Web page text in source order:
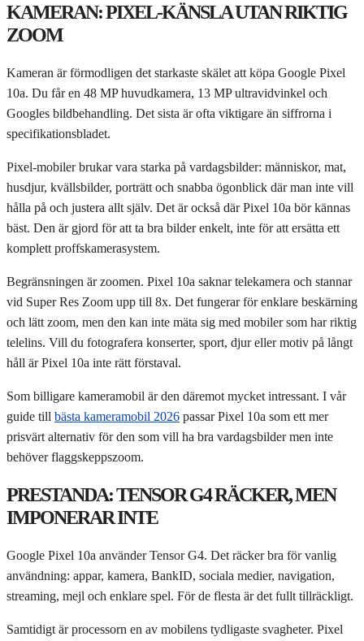
KAMERAN: PIXEL-KÄNSLA UTAN RIKTIG
ZOOM
Kameran är förmodligen det starkaste skälet att köpa Google Pixel
10a. Du får en 48 MP huvudkamera, 13 MP ultravidvinkel och
Googles bildbehandling. Det sista är ofta viktigare än siffrorna i
specifikationsbladet.
Pixel-mobiler brukar vara starka på vardagsbilder: människor, mat,
husdjur, kvällsbilder, porträtt och snabba ögonblick där man inte vill
hålla på och justera allt själv. Det är också där Pixel 10a bör kännas
bäst. Den är gjord för att ta bra bilder enkelt, inte för att ersätta ett
komplett proffskamerasystem.
Begränsningen är zoomen. Pixel 10a saknar telekamera och stannar
vid Super Res Zoom upp till 8x. Det fungerar för enklare beskärning
och lätt zoom, men den kan inte mäta sig med mobiler som har riktig
telelins. Vill du fotografera konserter, sport, djur eller motiv på långt
håll är Pixel 10a inte rätt förstaval.
Som billigare kameramobil är den däremot mycket intressant. I vår
guide till bästa kameramobil 2026 passar Pixel 10a som ett mer
prisvärt alternativ för den som vill ha bra vardagsbilder men inte
behöver flaggskeppszoom.
PRESTANDA: TENSOR G4 RÄCKER, MEN
IMPONERAR INTE
Google Pixel 10a använder Tensor G4. Det räcker bra för vanlig
användning: appar, kamera, BankID, sociala medier, navigation,
streaming, mejl och enklare spel. För de flesta är det fullt tillräckligt.
Samtidigt är processorn en av mobilens tydligaste svagheter. Pixel